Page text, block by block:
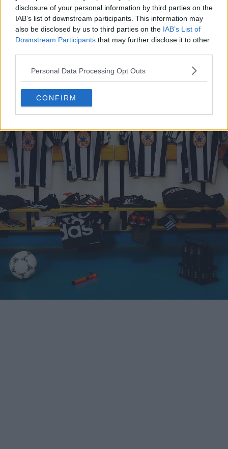
disclosure of your personal information by third parties on the
IAB’s list of downstream participants. This information may
also be disclosed by us to third parties on the IAB’s List of
Downstream Participants that may further disclose it to other
Personal Data Processing Opt Outs
CONFIRM